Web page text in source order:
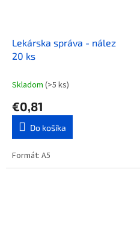
Lekárska správa - nález
20 ks
Skladom (>5 ks)
€0,81
Do košíka
Formát: A5